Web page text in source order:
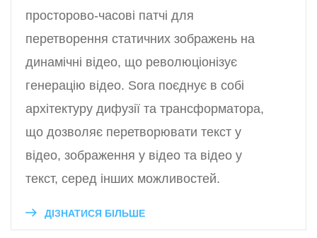
просторово-часові патчі для
перетворення статичних зображень на
динамічні відео, що революціонізує
генерацію відео. Sora поєднує в собі
архітектуру дифузії та трансформатора,
що дозволяє перетворювати текст у
відео, зображення у відео та відео у
текст, серед інших можливостей.
ДІЗНАТИСЯ БІЛЬШЕ